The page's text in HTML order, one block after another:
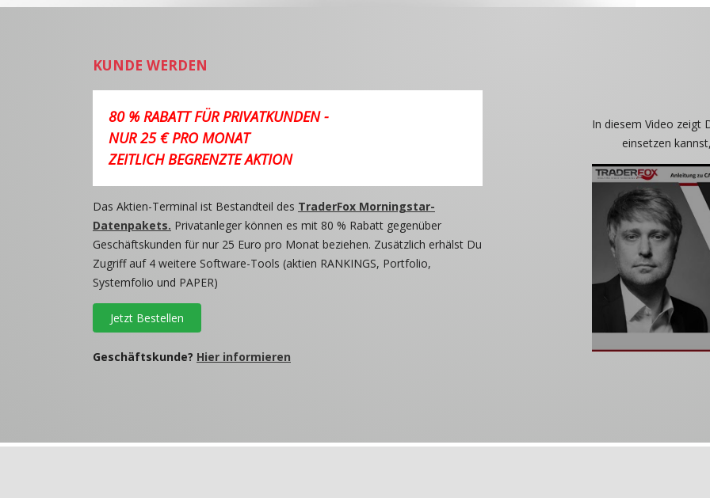
KUNDE WERDEN
80 % RABATT FÜR PRIVATKUNDEN -
NUR 25 € PRO MONAT
ZEITLICH BEGRENZTE AKTION
Das Aktien-Terminal ist Bestandteil des TraderFox Morningstar-
Datenpakets. Privatanleger können es mit 80 % Rabatt gegenüber
Geschäftskunden für nur 25 Euro pro Monat beziehen. Zusätzlich erhälst Du
Zugriff auf 4 weitere Software-Tools (aktien RANKINGS, Portfolio,
Systemfolio und PAPER)
Jetzt Bestellen
Geschäftskunde? Hier informieren
In diesem Video zeigt
einsetzen